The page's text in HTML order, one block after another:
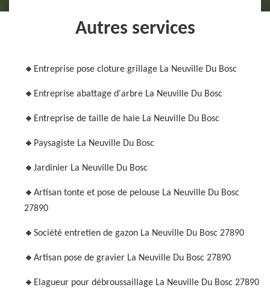
Autres services
Entreprise pose cloture grillage La Neuville Du Bosc
Entreprise abattage d'arbre La Neuville Du Bosc
Entreprise de taille de haie La Neuville Du Bosc
Paysagiste La Neuville Du Bosc
Jardinier La Neuville Du Bosc
Artisan tonte et pose de pelouse La Neuville Du Bosc
27890
Société entretien de gazon La Neuville Du Bosc 27890
Artisan pose de gravier La Neuville Du Bosc 27890
Elagueur pour débroussaillage La Neuville Du Bosc 27890